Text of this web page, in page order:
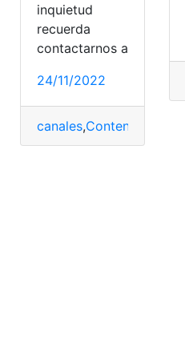
inquietud
recuerda
contactarnos a
24/11/2022
canales,Contenido